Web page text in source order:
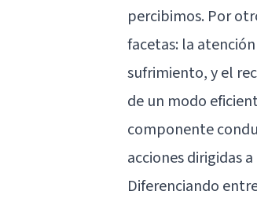
percibimos. Por
facetas: la
sufrimiento, y el
de un modo
componente
acciones dirigidas
Diferenciando